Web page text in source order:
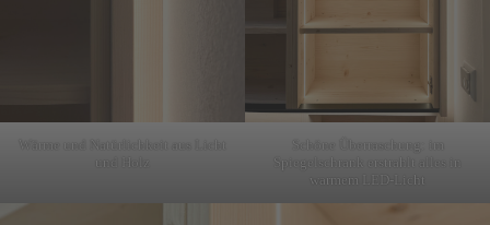
Wärme und Natürlichkeit aus Licht
und Holz
Schöne Überraschung: im
Spiegelschrank erstrahlt alles in
warmem LED-Licht